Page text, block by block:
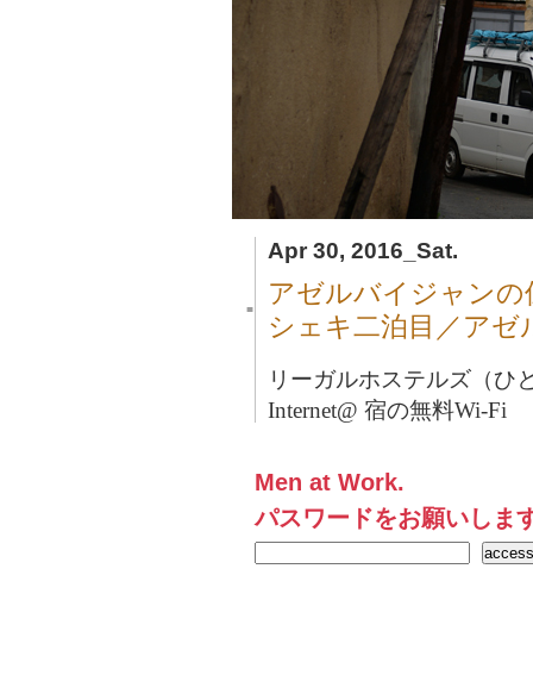
Apr 30, 2016_Sat.
■
アゼルバイジャンの
シェキ二泊目／アゼ
リーガルホステルズ（ひ
Internet@ 宿の無料Wi-Fi
Men at Work.
パスワードをお願いしま